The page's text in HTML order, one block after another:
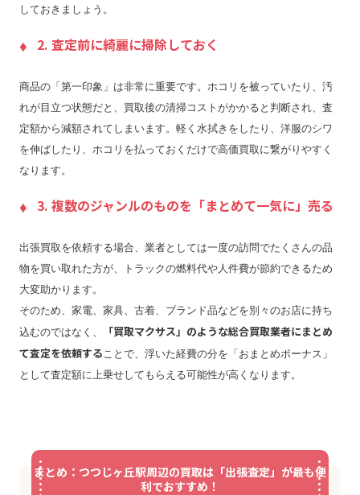
しておきましょう。
2. 査定前に綺麗に掃除しておく
商品の「第一印象」は非常に重要です。ホコリを被っていたり、汚
れが目立つ状態だと、買取後の清掃コストがかかると判断され、査
定額から減額されてしまいます。軽く水拭きをしたり、洋服のシワ
を伸ばしたり、ホコリを払っておくだけで高価買取に繋がりやすく
なります。
3. 複数のジャンルのものを「まとめて一気に」売る
出張買取を依頼する場合、業者としては一度の訪問でたくさんの品
物を買い取れた方が、トラックの燃料代や人件費が節約できるため
大変助かります。
そのため、家電、家具、古着、ブランド品などを別々のお店に持ち
込むのではなく、
「買取マクサス」のような総合買取業者にまとめ
て査定を依頼する ことで、浮いた経費の分を「おまとめボーナス」
として査定額に上乗せしてもらえる可能性が高くなります。
まとめ：つつじヶ丘駅周辺の買取は「出張査定」が最も便
利でおすすめ！